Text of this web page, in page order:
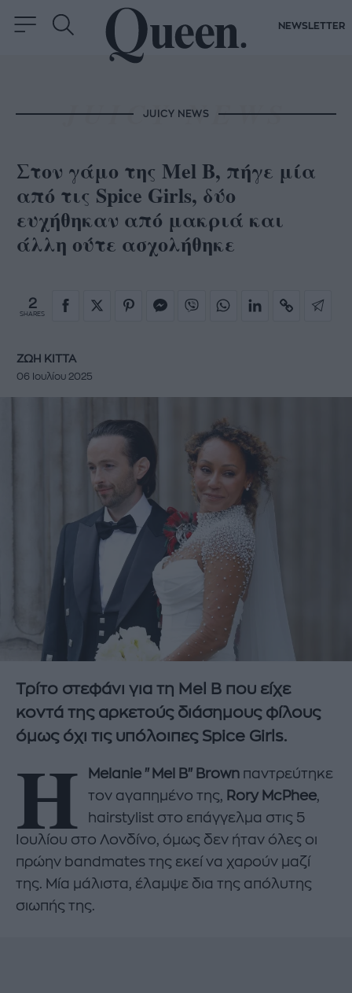
NEWSLETTER
JUICY NEWS
Στον γάμο της Mel B, πήγε μία
από τις Spice Girls, δύο
ευχήθηκαν από μακριά και
άλλη ούτε ασχολήθηκε
2
SHARES
ΖΩΗ ΚΙΤΤΑ
06 Ιουλίου 2025
Τρίτο στεφάνι για τη Mel B που είχε
κοντά της αρκετούς διάσημους φίλους
όμως όχι τις υπόλοιπες Spice Girls.
Η Melanie "Mel B" Brown παντρεύτηκε
τον αγαπημένο της, Rory McPhee,
hairstylist στο επάγγελμα στις 5
Ιουλίου στο Λονδίνο, όμως δεν ήταν όλες οι
πρώην bandmates της εκεί να χαρούν μαζί
της. Μία μάλιστα, έλαμψε δια της απόλυτης
σιωπής της.